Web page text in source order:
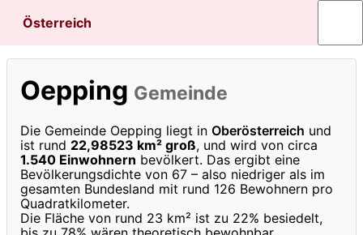
Österreich
Oepping Gemeinde
Die Gemeinde Oepping liegt in Oberösterreich und
ist rund 22,98523 km² groß, und wird von circa
1.540 Einwohnern bevölkert. Das ergibt eine
Bevölkerungsdichte von 67 – also niedriger als im
gesamten Bundesland mit rund 126 Bewohnern pro
Quadratkilometer.
Die Fläche von rund 23 km² ist zu 22% besiedelt,